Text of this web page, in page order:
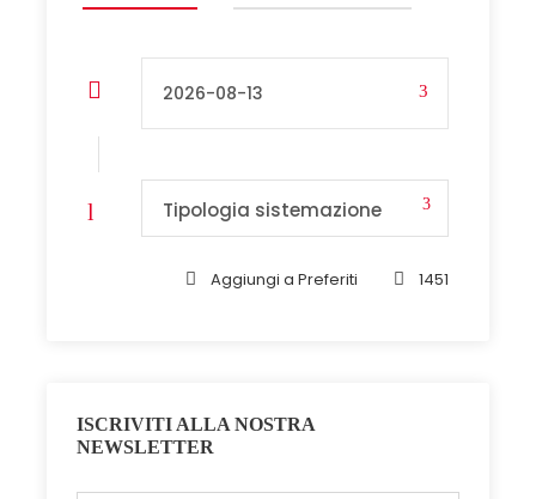
Tipologia sistemazione
Aggiungi a Preferiti 1451
ISCRIVITI ALLA NOSTRA
NEWSLETTER